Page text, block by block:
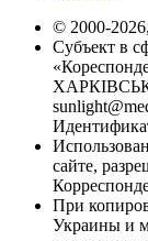
© 2000-
Субъект в
сайте,
При
Украины и